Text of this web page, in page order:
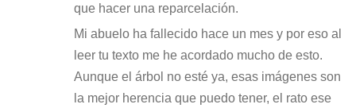
que hacer una reparcelación.
Mi abuelo ha fallecido hace un mes y por eso al
leer tu texto me he acordado mucho de esto.
Aunque el árbol no esté ya, esas imágenes son
la mejor herencia que puedo tener, el rato ese